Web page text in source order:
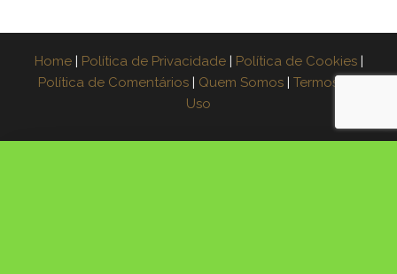
Home | Política de Privacidade | Política de Cookies |
Política de Comentários | Quem Somos | Termos de
Uso